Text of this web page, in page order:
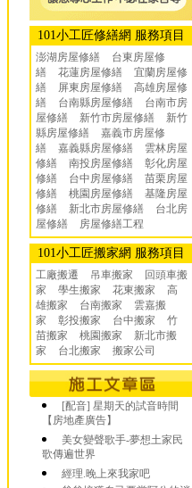
101小工匠修繕網 服務項目
澎湖房屋修繕
台東房屋修
繕
花蓮房屋修繕
宜蘭房屋修
繕
屏東房屋修繕
高雄房屋修
繕
台南縣房屋修繕
台南市房
屋修繕
新竹市房屋修繕
新竹
縣房屋修繕
嘉義市房屋修
繕
嘉義縣房屋修繕
雲林房屋
修繕
南投房屋修繕
彰化房屋
修繕
台中房屋修繕
苗栗房屋
修繕
桃園房屋修繕
基隆房屋
修繕
新北市房屋修繕
台北房
屋修繕
房屋修繕工程
101小工匠搬家網 服務項目
工廠搬遷 吊車搬家
回頭車搬
家
學生搬家 花東搬家
高
雄搬家
台南搬家
雲嘉搬
家
彰投搬家 台中搬家
竹
苗搬家
桃園搬家
新北市搬
家
台北搬家 搬家公司
[配音] 星期天的試音時間
【房地產廣告】
美女變聲歌手-夢想土家民
歌傳遍世界
經理.晚上來我家吧